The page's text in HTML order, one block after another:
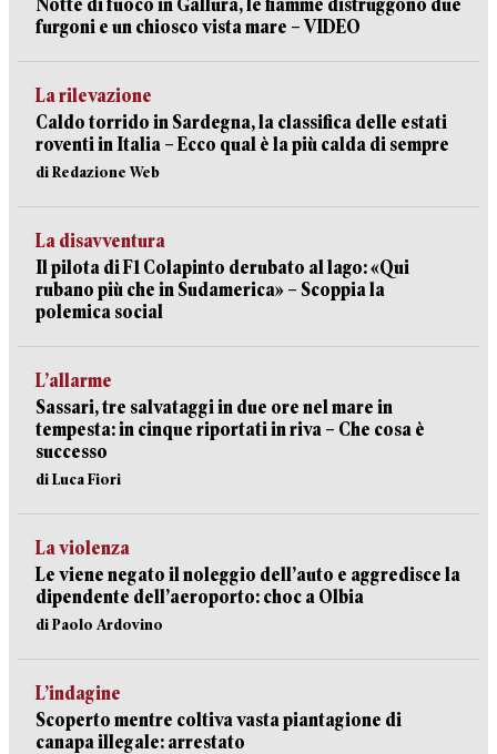
Notte di fuoco in Gallura, le fiamme distruggono due
furgoni e un chiosco vista mare – VIDEO
La rilevazione
Caldo torrido in Sardegna, la classifica delle estati
roventi in Italia – Ecco qual è la più calda di sempre
di Redazione Web
La disavventura
Il pilota di F1 Colapinto derubato al lago: «Qui
rubano più che in Sudamerica» – Scoppia la
polemica social
L’allarme
Sassari, tre salvataggi in due ore nel mare in
tempesta: in cinque riportati in riva – Che cosa è
successo
di Luca Fiori
La violenza
Le viene negato il noleggio dell’auto e aggredisce la
dipendente dell’aeroporto: choc a Olbia
di Paolo Ardovino
L’indagine
Scoperto mentre coltiva vasta piantagione di
canapa illegale: arrestato